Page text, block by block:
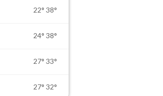
22° 38°
24° 38°
27° 33°
27° 32°